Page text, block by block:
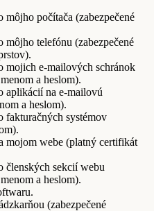
môjho počítača (zabezpečené
môjho telefónu (zabezpečené
mojich e-mailových schránok
a heslom).
aplikácií na e-mailovú
a heslom).
fakturačných systémov
mojom webe (platný certifikát
členských sekcií webu
a heslom).
(zabezpečené